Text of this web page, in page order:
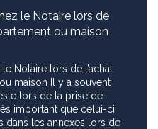
le Notaire lors de
ou maison
Notaire lors de l’achat
y a souvent
lors de la prise de
important que celui-ci
dans les annexes lors de